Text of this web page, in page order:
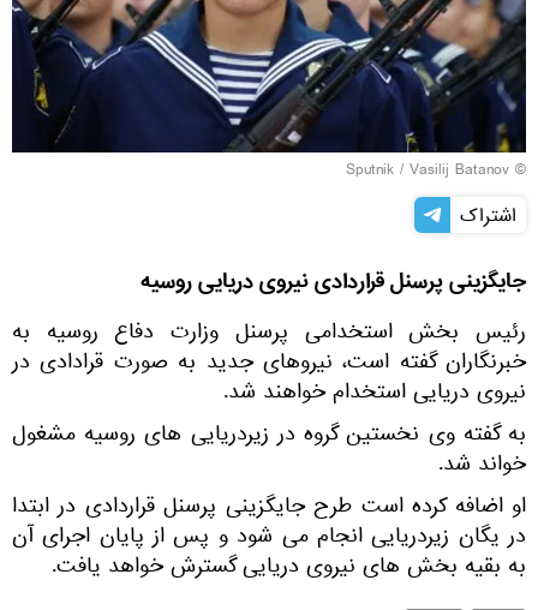
© Sputnik / Vasilij Batanov
اشتراک
جایگزینی پرسنل قراردادی نیروی دریایی روسیه
رئیس بخش استخدامی پرسنل وزارت دفاع روسیه به
خبرنگاران گفته است، نیروهای جدید به صورت قرادادی در
نیروی دریایی استخدام خواهند شد.
به گفته وی نخستین گروه در زیردریایی های روسیه مشغول
خواند شد.
او اضافه کرده است طرح جایگزینی پرسنل قراردادی در ابتدا
در یگان زیردریایی انجام می شود و پس از پایان اجرای آن
به بقیه بخش های نیروی دریایی گسترش خواهد یافت.